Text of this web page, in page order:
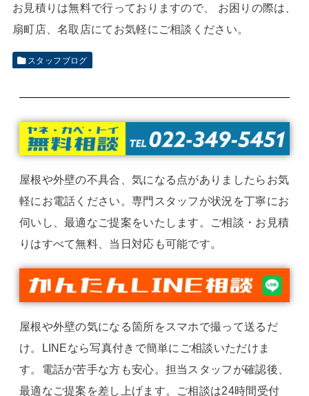
お見積りは無料で行っておりますので、 お困りの際は、
扇町店、名取店にてお気軽にご相談ください。
スタッフブログ
屋根や外壁の不具合、気になる点がありましたらお気
軽にお電話ください。専門スタッフが状況を丁寧にお
伺いし、最適なご提案をいたします。ご相談・お見積
りはすべて無料、当日対応も可能です。
屋根や外壁の気になる箇所をスマホで撮って送るだ
け。LINEなら写真付きで簡単にご相談いただけま
す。電話が苦手な方も安心。担当スタッフが確認後、
最適なご提案を差し上げます。ご相談は24時間受付